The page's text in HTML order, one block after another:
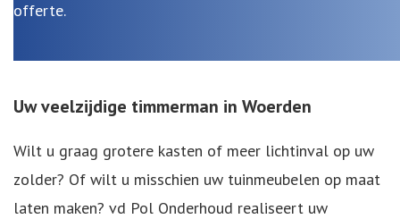
offerte.
Uw veelzijdige timmerman in Woerden
Wilt u graag grotere kasten of meer lichtinval op uw
zolder? Of wilt u misschien uw tuinmeubelen op maat
laten maken? vd Pol Onderhoud realiseert uw